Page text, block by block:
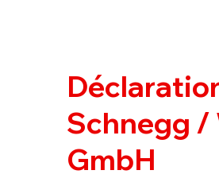
Schnegg /
GmbH